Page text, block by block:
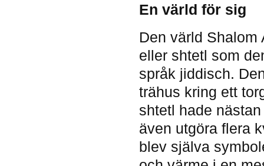
En värld för sig
Den värld
eller shtetl som
språk jiddisch.
trähus kring ett
shtetl hade
även utgöra flera
blev själva